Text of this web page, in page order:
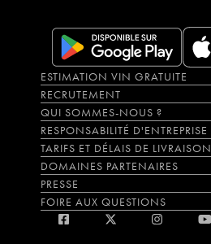
ESTIMATION VIN GRATUITE
RECRUTEMENT
QUI SOMMES-NOUS ?
RESPONSABILITÉ D'ENTREPRISE
TARIFS ET DÉLAIS DE LIVRAISON
DOMAINES PARTENAIRES
PRESSE
FOIRE AUX QUESTIONS